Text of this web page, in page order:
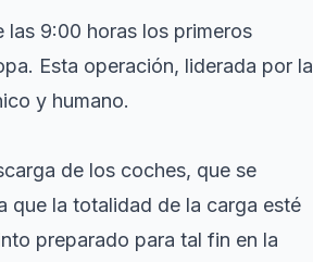
las 9:00 horas los primeros
Esta operación, liderada por la
y humano.
de los coches, que se
que la totalidad de la carga esté
preparado para tal fin en la